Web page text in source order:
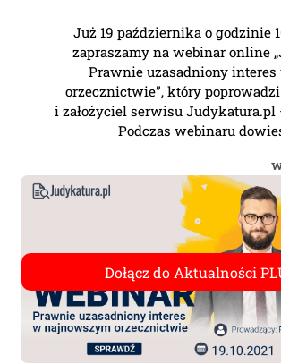
Już 19 października o godzinie
zapraszamy na webinar online
Prawnie uzasadniony
orzecznictwie”, który
i założyciel serwisu
Podczas webinaru